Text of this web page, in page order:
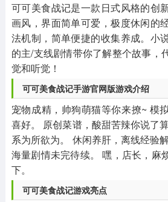
可可美食战记是一款日式风格的创
画风，界面简单可爱，极度休闲的
法机制，简单便捷的收集养成。小
的主/支线剧情带你了解整个故事，
觉和听觉！
可可美食战记手游官网版游戏介绍
宠物成精，帅狗萌猫等你来撩~ 模
喜好。 原创菜谱，酸甜苦辣你说了
系为所欲为。 休闲养肝，离线经验
海量剧情未完待续。 嘿，店长，麻
下。
可可美食战记游戏亮点